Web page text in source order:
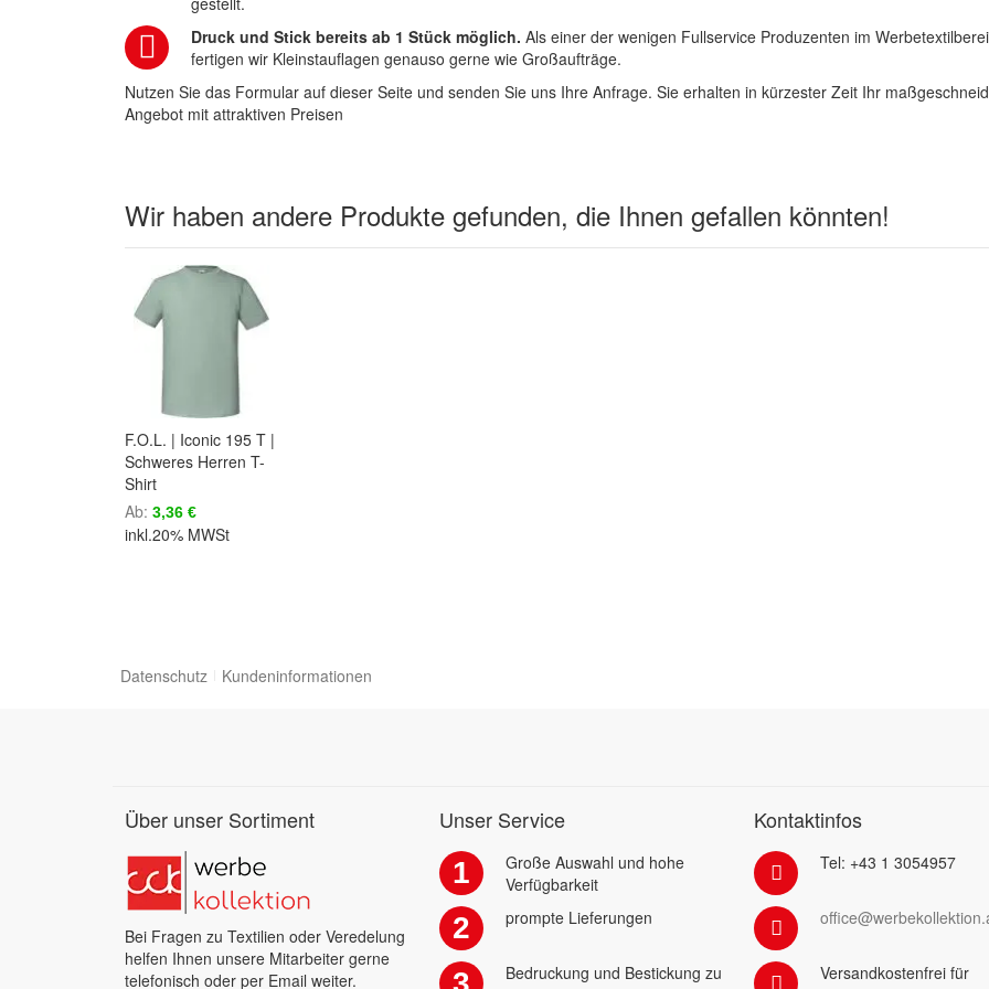
Druck und Stick bereits ab 1 Stück möglich. Als einer der wenigen Fullservice Produzenten im
fertigen wir Kleinstauflagen genauso gerne wie Großaufträge.
Nutzen Sie das Formular auf dieser Seite und senden Sie uns Ihre Anfrage. Sie erhalten in kürzester Zeit Ihr
Angebot mit attraktiven Preisen
Wir haben andere Produkte gefunden, die Ihnen gefallen könnten!
F.O.L. | Iconic 195 T |
Schweres Herren T-
Shirt
Ab 3,36 €
inkl.20% MWSt
Datenschutz Kundeninformationen
Über unser Sortiment
Bei Fragen zu Textilien oder Veredelung
helfen Ihnen unsere Mitarbeiter gerne
telefonisch oder per Email weiter.
Unser Service
1
Große Auswahl und hohe
Verfügbarkeit
2 prompte Lieferungen
Bedruckung und Bestickung zu
Kontaktinfos
Tel: +43 1 3054957
Versandkostenfrei für